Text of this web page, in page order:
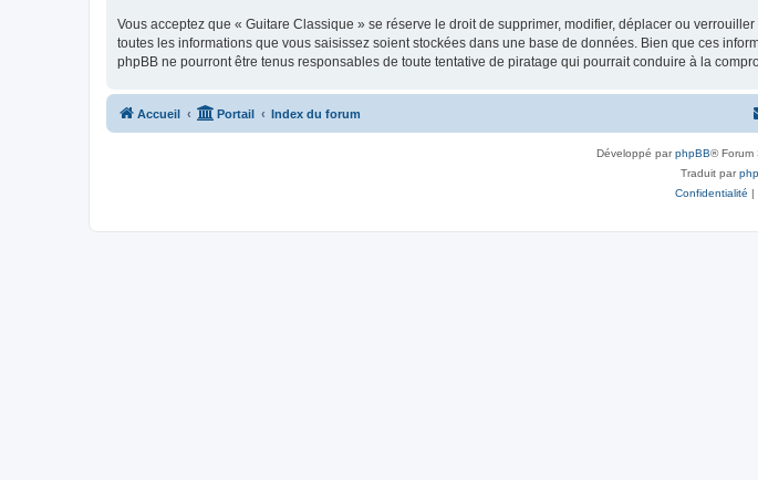
Vous acceptez que « Guitare Classique » se réserve le droit de supprimer, modifier, déplacer ou
toutes les informations que vous saisissez soient stockées dans une base de données. Bien que ces
phpBB ne pourront être tenus responsables de toute tentative de piratage qui pourrait conduire à la
Accueil Portail Index du forum
Développé parphpBB® Forum
Traduit par
Confidentialité |